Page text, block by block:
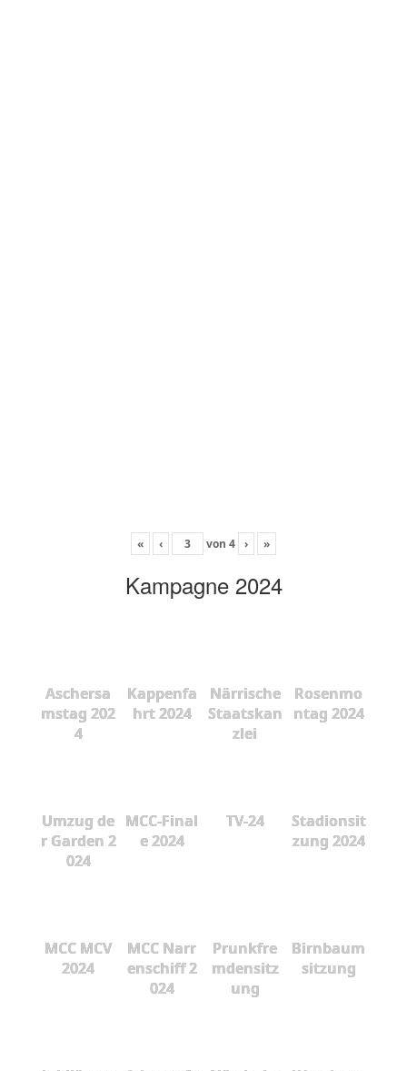
« ‹ von 4 › »
Kampagne 2024
Aschersa
mstag 202
4
Kappenfa
hrt 2024
Närrische
Staatskan
zlei
Rosenmo
ntag 2024
Umzug de
r Garden 2
024
MCC-Final
e 2024
TV-24
Stadionsit
zung 2024
MCC MCV
2024
MCC Narr
enschiff 2
024
Prunkfre
mdensitz
ung
Birnbaum
sitzung